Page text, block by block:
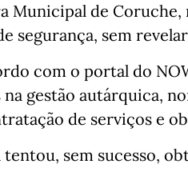
Municipal de
segurança, sem
com o portal do
gestão autárquica,
de serviços e
tentou, sem sucesso,